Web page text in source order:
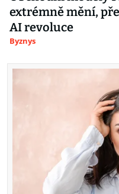
extrémně mění,
AI revoluce
Byznys